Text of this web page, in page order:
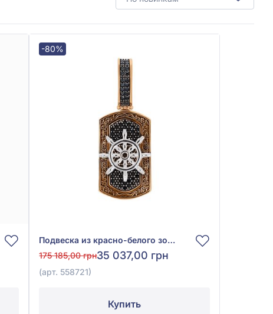
-80%
Подвеска из красно-белого золота 585° с чёрным фианитом/куб.цирконием, арт. 558721
175 185,00 грн35 037,00 грн
(арт. 558721)
Купить